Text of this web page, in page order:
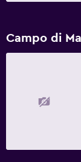
Campo di